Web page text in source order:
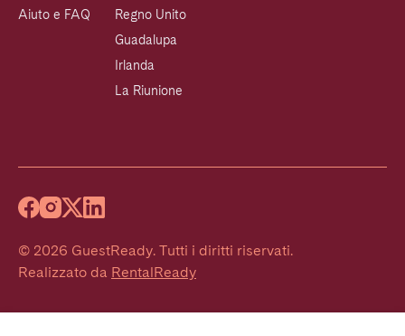
Aiuto e FAQ
Regno Unito
Guadalupa
Irlanda
La Riunione
© 2026 GuestReady. Tutti i diritti riservati.
Realizzato da RentalReady